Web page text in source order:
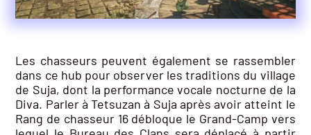
Les chasseurs peuvent également se rassembler
dans ce hub pour observer les traditions du village
de Suja, dont la performance vocale nocturne de la
Diva. Parler à Tetsuzan à Suja après avoir atteint le
Rang de chasseur 16 débloque le Grand-Camp vers